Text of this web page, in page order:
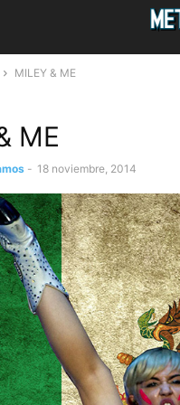
MILEY & ME
ME
- 18 noviembre, 2014